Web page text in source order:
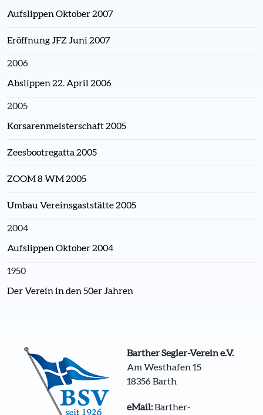
Aufslippen Oktober 2007
Eröffnung JFZ Juni 2007
2006
Abslippen 22. April 2006
2005
Korsarenmeisterschaft 2005
Zeesbootregatta 2005
ZOOM 8 WM 2005
Umbau Vereinsgaststätte 2005
2004
Aufslippen Oktober 2004
1950
Der Verein in den 50er Jahren
Barther Segler-Verein e.V.
Am Westhafen 15
18356 Barth
eMail:Barther-